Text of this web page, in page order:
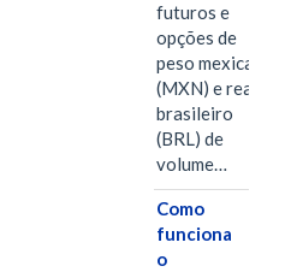
futuros e
opções de
peso mexicano
(MXN) e real
brasileiro
(BRL) de
volume…
Como
funciona
o